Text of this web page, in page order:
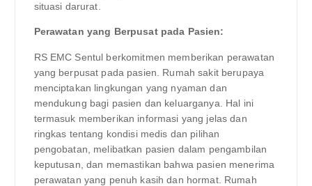
situasi darurat.
Perawatan yang Berpusat pada Pasien:
RS EMC Sentul berkomitmen memberikan perawatan
yang berpusat pada pasien. Rumah sakit berupaya
menciptakan lingkungan yang nyaman dan
mendukung bagi pasien dan keluarganya. Hal ini
termasuk memberikan informasi yang jelas dan
ringkas tentang kondisi medis dan pilihan
pengobatan, melibatkan pasien dalam pengambilan
keputusan, dan memastikan bahwa pasien menerima
perawatan yang penuh kasih dan hormat. Rumah